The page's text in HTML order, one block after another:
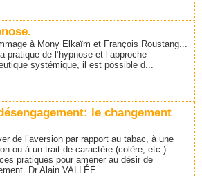
à Mony Elkaïm et François Roustang...
pratique de l’hypnose et l’approche
systémique, il est possible d...
le changement
de l’aversion par rapport au tabac, à une
ou à un trait de caractère (colère, etc.).
pratiques pour amener au désir de
Dr Alain VALLÉE...